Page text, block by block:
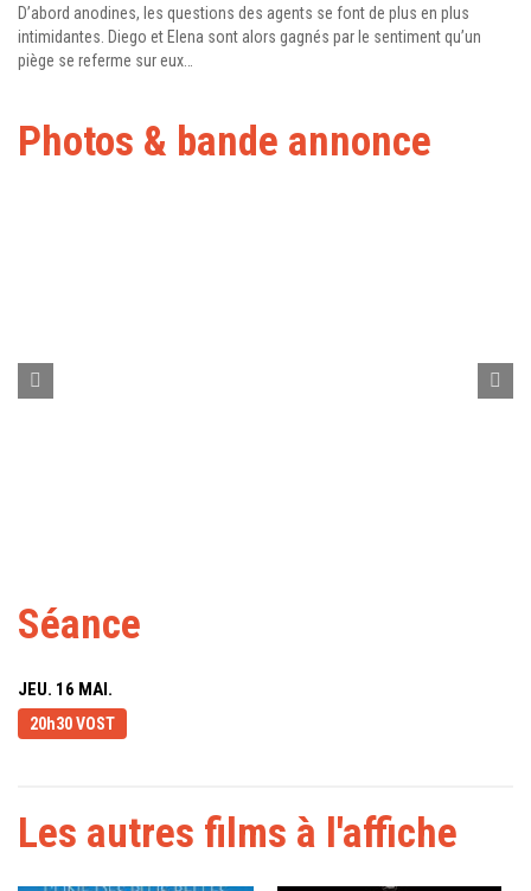
D’abord anodines, les questions des agents se font de plus en plus
intimidantes. Diego et Elena sont alors gagnés par le sentiment qu’un
piège se referme sur eux…
Photos & bande annonce
Séance
JEU. 16 MAI.
20h30 VOST
Les autres films à l'affiche